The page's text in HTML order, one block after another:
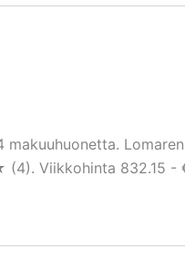
makuuhuonetta.
Viikkohinta 832.15 -